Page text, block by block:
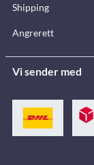
Shipping
Angrerett
Vi sender med